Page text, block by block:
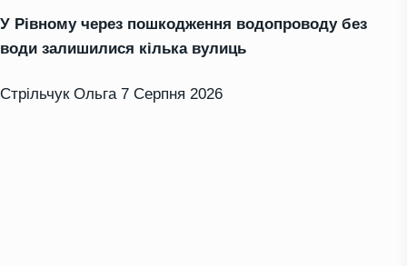
У Рівному через пошкодження водопроводу без
води залишилися кілька вулиць
Стрільчук Ольга 7 Серпня 2026